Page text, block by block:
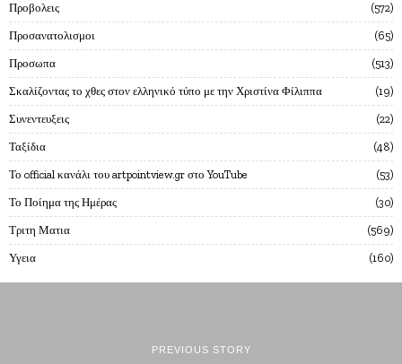
Προβολεις 572
Προσανατολισμοι 65
Προσωπα 513
Σκαλίζοντας το χθες στον ελληνικό τύπο με την Χριστίνα Φίλιππα 19
Συνεντευξεις 22
Ταξίδια 48
Το official κανάλι του artpointview.gr στο YouTube 53
Το Ποίημα της Ημέρας 30
Τριτη Ματια 569
Υγεια 160
PREVIOUS STORY